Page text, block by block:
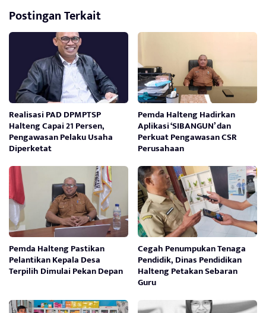
Postingan Terkait
Realisasi PAD DPMPTSP
Halteng Capai 21 Persen,
Pengawasan Pelaku Usaha
Diperketat
Pemda Halteng Hadirkan
Aplikasi ‘SIBANGUN’ dan
Perkuat Pengawasan CSR
Perusahaan
Pemda Halteng Pastikan
Pelantikan Kepala Desa
Terpilih Dimulai Pekan Depan
Cegah Penumpukan Tenaga
Pendidik, Dinas Pendidikan
Halteng Petakan Sebaran
Guru